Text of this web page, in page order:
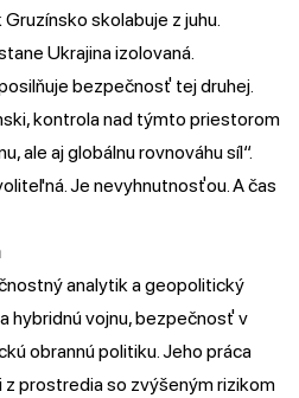
skolabuje z juhu.
Ukrajina izolovaná.
bezpečnosť tej druhej.
kontrola nad týmto priestorom
ale aj globálnu rovnováhu síl“.
Je nevyhnutnosťou. A čas
analytik a geopolitický
hybridnú vojnu, bezpečnosť v
obrannú politiku. Jeho práca
prostredia so zvýšeným rizikom